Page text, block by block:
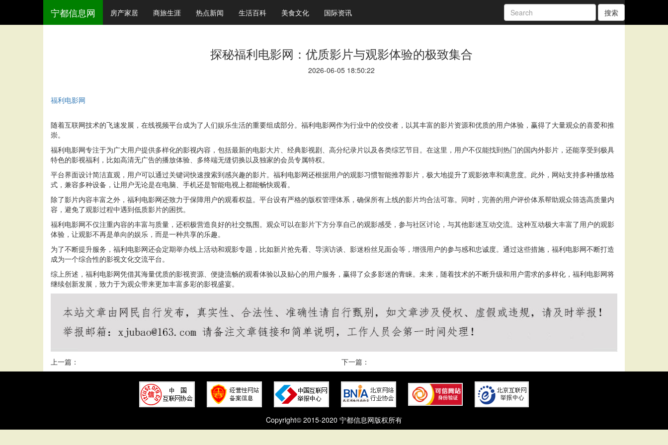
宁都信息网 房产家居 商旅生涯 热点新闻 生活百科 美食文化 国际资讯 搜索
探秘福利电影网：优质影片与观影体验的极致集合
2026-06-05 18:50:22
福利电影网
随着互联网技术的飞速发展，在线视频平台成为了人们娱乐生活的重要组成部分。福利电影网作为行业中的佼佼者，以其丰富的影片资源和优质的用户体验，赢得了大量观众的喜爱和推
崇。
福利电影网专注于为广大用户提供多样化的影视内容，包括最新的电影大片、经典影视剧、高分纪录片以及各类综艺节目。在这里，用户不仅能找到热门的国内外影片，还能享受到极具
特色的影视福利，比如高清无广告的播放体验、多终端无缝切换以及独家的会员专属特权。
平台界面设计简洁直观，用户可以通过关键词快速搜索到感兴趣的影片。福利电影网还根据用户的观影习惯智能推荐影片，极大地提升了观影效率和满意度。此外，网站支持多种播放格
式，兼容多种设备，让用户无论是在电脑、手机还是智能电视上都能畅快观看。
除了影片内容丰富之外，福利电影网还致力于保障用户的观看权益。平台设有严格的版权管理体系，确保所有上线的影片均合法可靠。同时，完善的用户评价体系帮助观众筛选高质量内
容，避免了观影过程中遇到低质影片的困扰。
福利电影网不仅注重内容的丰富与质量，还积极营造良好的社交氛围。观众可以在影片下方分享自己的观影感受，参与社区讨论，与其他影迷互动交流。这种互动极大丰富了用户的观影
体验，让观影不再是单向的娱乐，而是一种共享的乐趣。
为了不断提升服务，福利电影网还会定期举办线上活动和观影专题，比如新片抢先看、导演访谈、影迷粉丝见面会等，增强用户的参与感和忠诚度。通过这些措施，福利电影网不断打造
成为一个综合性的影视文化交流平台。
综上所述，福利电影网凭借其海量优质的影视资源、便捷流畅的观看体验以及贴心的用户服务，赢得了众多影迷的青睐。未来，随着技术的不断升级和用户需求的多样化，福利电影网将
继续创新发展，致力于为观众带来更加丰富多彩的影视盛宴。
上一篇： 下一篇：
Copyright© 2015-2020 宁都信息网版权所有